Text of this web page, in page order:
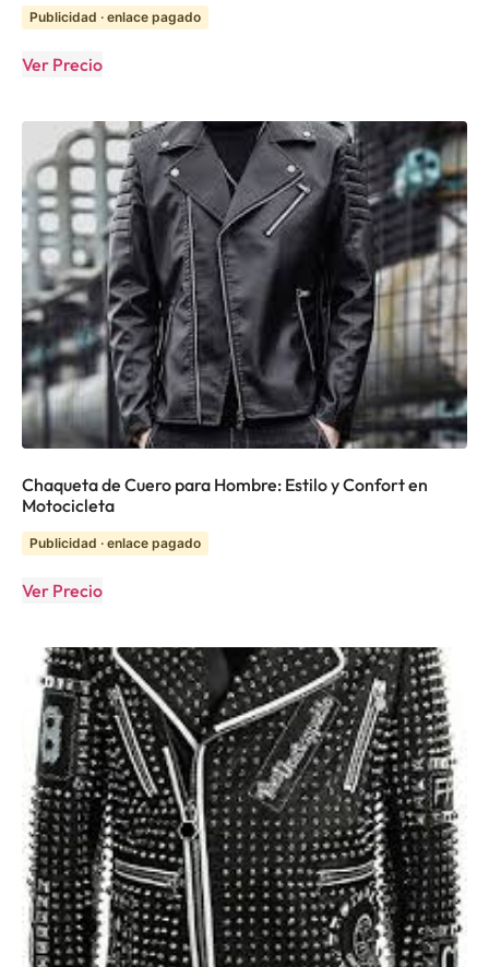
Publicidad · enlace pagado
Ver Precio
Chaqueta de Cuero para Hombre: Estilo y Confort en
Motocicleta
Publicidad · enlace pagado
Ver Precio